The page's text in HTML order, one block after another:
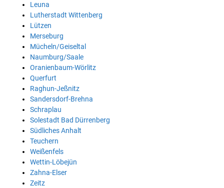
Leuna
Lutherstadt Wittenberg
Lützen
Merseburg
Mücheln/Geiseltal
Naumburg/Saale
Oranienbaum-Wörlitz
Querfurt
Raghun-Jeßnitz
Sandersdorf-Brehna
Schraplau
Solestadt Bad Dürrenberg
Südliches Anhalt
Teuchern
Weißenfels
Wettin-Löbejün
Zahna-Elser
Zeitz